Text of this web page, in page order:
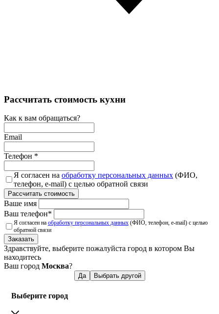
Рассчитать стоимость кухни
Как к вам обращаться?
Email
Телефон *
Я согласен на обработку персональных данных (ФИО,
телефон, e-mail) с целью обратной связи
Рассчитать стоимость
Ваше имя
Ваш телефон*
Я согласен на обработку персональных данных (ФИО, телефон, e-mail) с целью
обратной связи
Заказать
Здравствуйте, выберите пожалуйста город в котором Вы
находитесь
Ваш город Москва?
Да Выбрать другой
Выберите город